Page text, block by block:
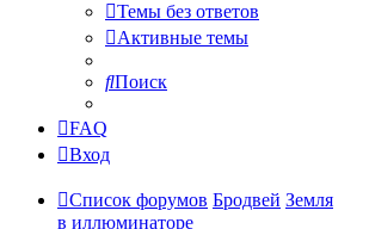
Темы без ответов
Активные темы
Поиск
FAQ
Вход
Список форумов Бродвей Земля
в иллюминаторе